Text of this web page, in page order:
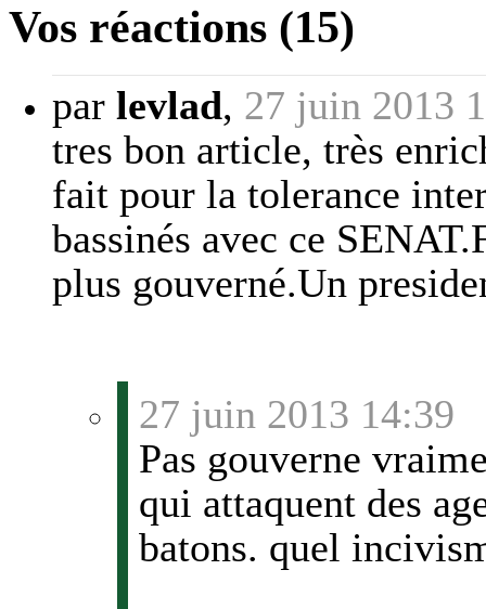
Vos réactions (15)
par levlad, 27 juin 2013
tres bon article, très
fait pour la tolerance
bassinés avec ce
plus gouverné.Un
27 juin 2013 14:39
Pas gouverne
qui attaquent des
batons. quel